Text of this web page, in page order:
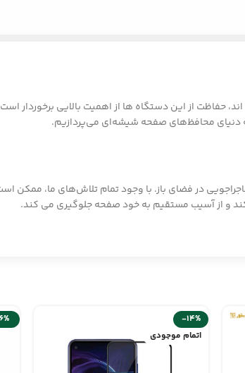
حفاظت از این دستگاه ها از اهمیت بالایی برخوردار
در فضای باز. با وجود تمام تلاش‌های ما،
و از آسیب مستقیم به خود صفحه جلوگیری می کند.
-14%
اتمام موجودی